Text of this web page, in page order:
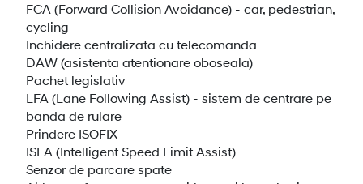
FCA (Forward Collision Avoidance) - car, pedestrian,
cycling
Inchidere centralizata cu telecomanda
DAW (asistenta atentionare oboseala)
Pachet legislativ
LFA (Lane Following Assist) - sistem de centrare pe
banda de rulare
Prindere ISOFIX
ISLA (Intelligent Speed Limit Assist)
Senzor de parcare spate